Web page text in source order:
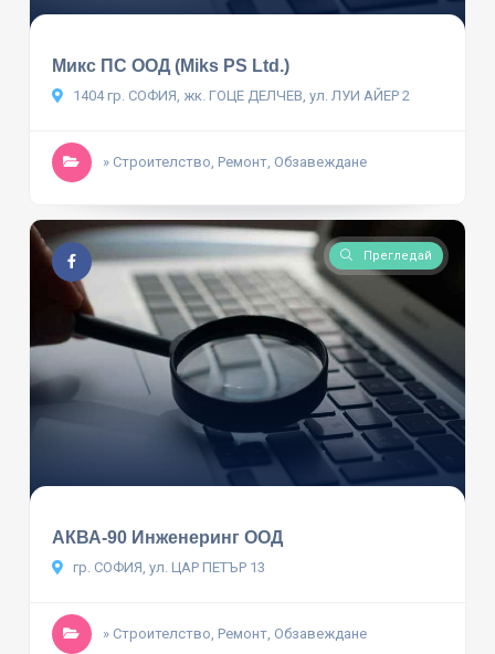
Микс ПС ООД (Miks PS Ltd.)
1404 гр. СОФИЯ, жк. ГОЦЕ ДЕЛЧЕВ, ул. ЛУИ АЙЕР 2
» Строителство, Ремонт, Обзавеждане
Прегледай
АКВА-90 Инженеринг ООД
гр. СОФИЯ, ул. ЦАР ПЕТЪР 13
» Строителство, Ремонт, Обзавеждане